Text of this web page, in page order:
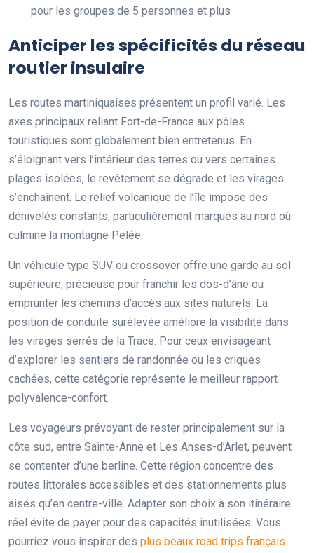
pour les groupes de 5 personnes et plus
Anticiper les spécificités du réseau
routier insulaire
Les routes martiniquaises présentent un profil varié. Les
axes principaux reliant Fort-de-France aux pôles
touristiques sont globalement bien entretenus. En
s’éloignant vers l’intérieur des terres ou vers certaines
plages isolées, le revêtement se dégrade et les virages
s’enchaînent. Le relief volcanique de l’île impose des
dénivelés constants, particulièrement marqués au nord où
culmine la montagne Pelée.
Un véhicule type SUV ou crossover offre une garde au sol
supérieure, précieuse pour franchir les dos-d’âne ou
emprunter les chemins d’accès aux sites naturels. La
position de conduite surélevée améliore la visibilité dans
les virages serrés de la Trace. Pour ceux envisageant
d’explorer les sentiers de randonnée ou les criques
cachées, cette catégorie représente le meilleur rapport
polyvalence-confort.
Les voyageurs prévoyant de rester principalement sur la
côte sud, entre Sainte-Anne et Les Anses-d’Arlet, peuvent
se contenter d’une berline. Cette région concentre des
routes littorales accessibles et des stationnements plus
aisés qu’en centre-ville. Adapter son choix à son itinéraire
réel évite de payer pour des capacités inutilisées. Vous
pourriez vous inspirer des plus beaux road trips français